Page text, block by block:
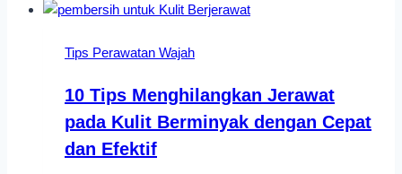
Tips Perawatan Wajah
10 Tips Menghilangkan Jerawat
pada Kulit Berminyak dengan Cepat
dan Efektif